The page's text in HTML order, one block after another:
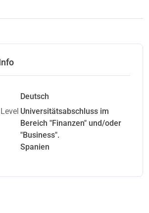
Deutsch
Universitätsabschluss im
Bereich "Finanzen" und/oder
"Business".
Spanien